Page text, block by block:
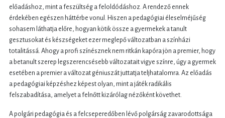
előadáshoz, mint a feszültség a feloldódáshoz. A rendező ennek
érdekében egészen háttérbe vonul. Hiszen a pedagógiai éleselméjűség
sohasem láthatja előre, hogyan kötik össze a gyermekek a tanult
gesztusokat és készségeket ezer meglepő változatban a színházi
totalitássá. Ahogy a profi színésznek nem ritkán kapóra jön a premier, hogy
a betanult szerep legszerencsésebb változatait vigye színre, úgy a gyermek
esetében a premier a változat géniuszát juttatja teljhatalomra. Az előadás
a pedagógiai képzéshez képest olyan, mint a játék radikális
felszabadítása, amelyet a felnőtt kizárólag nézőként követhet.
A polgári pedagógia és a felcseperedőben lévő polgárság zavarodottsága